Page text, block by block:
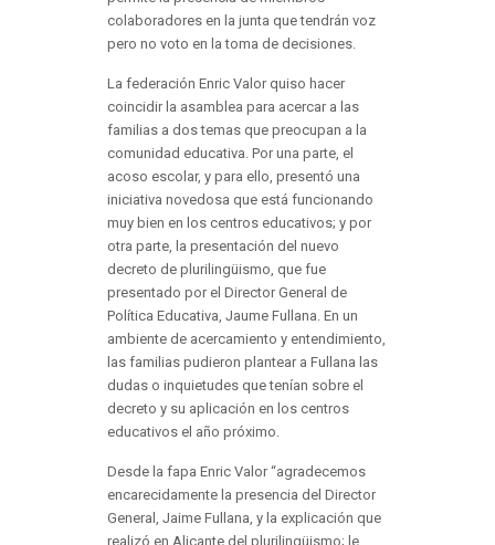
colaboradores en la junta que tendrán voz
pero no voto en la toma de decisiones.
La federación Enric Valor quiso hacer
coincidir la asamblea para acercar a las
familias a dos temas que preocupan a la
comunidad educativa. Por una parte, el
acoso escolar, y para ello, presentó una
iniciativa novedosa que está funcionando
muy bien en los centros educativos; y por
otra parte, la presentación del nuevo
decreto de plurilingüismo, que fue
presentado por el Director General de
Política Educativa, Jaume Fullana. En un
ambiente de acercamiento y entendimiento,
las familias pudieron plantear a Fullana las
dudas o inquietudes que tenían sobre el
decreto y su aplicación en los centros
educativos el año próximo.
Desde la fapa Enric Valor “agradecemos
encarecidamente la presencia del Director
General, Jaime Fullana, y la explicación que
realizó en Alicante del plurilingüismo; le